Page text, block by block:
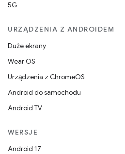
5G
URZĄDZENIA Z ANDROIDEM
Duże ekrany
Wear OS
Urządzenia z ChromeOS
Android do samochodu
Android TV
WERSJE
Android 17